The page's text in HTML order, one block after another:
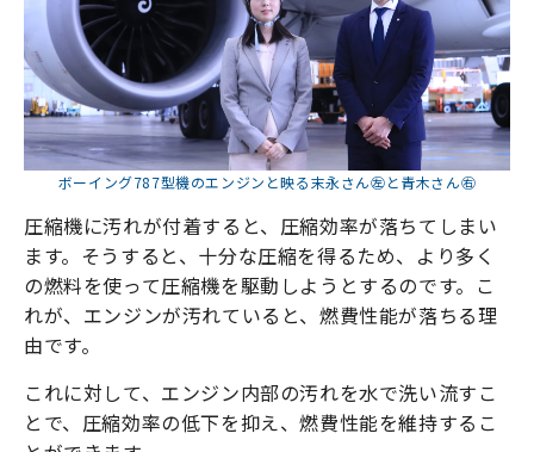
ボーイング787型機のエンジンと映る末永さん㊧と青木さん㊨
圧縮機に汚れが付着すると、圧縮効率が落ちてしまい
ます。そうすると、十分な圧縮を得るため、より多く
の燃料を使って圧縮機を駆動しようとするのです。こ
れが、エンジンが汚れていると、燃費性能が落ちる理
由です。
これに対して、エンジン内部の汚れを水で洗い流すこ
とで、圧縮効率の低下を抑え、燃費性能を維持するこ